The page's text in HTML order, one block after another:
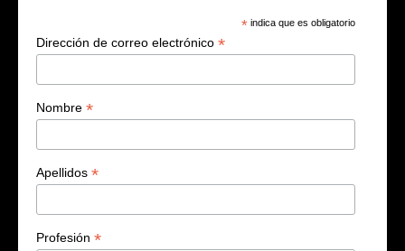
* indica que es obligatorio
Dirección de correo electrónico *
Nombre *
Apellidos *
Profesión *